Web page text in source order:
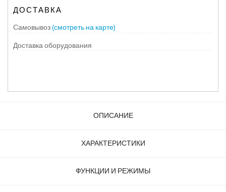
ДОСТАВКА
Самовывоз(смотреть на карте)
Доставка оборудования
ОПИСАНИЕ
ХАРАКТЕРИСТИКИ
ФУНКЦИИ И РЕЖИМЫ